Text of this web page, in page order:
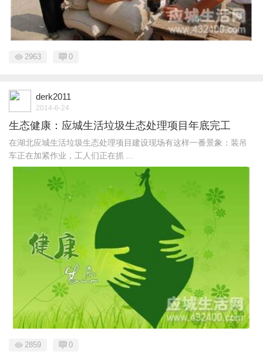
2963 0
derk2011
2014-6-24
生态健康：应城生活垃圾生态处理项目年底完工
在湖北应城生活垃圾生态处理项目建设现场有这样一番景象：装吊
车正在加紧作业，工人们正在抓 ...
2859 0